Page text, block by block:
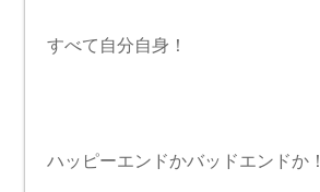
すべて自分自身！
ハッピーエンドかバッドエンドか！